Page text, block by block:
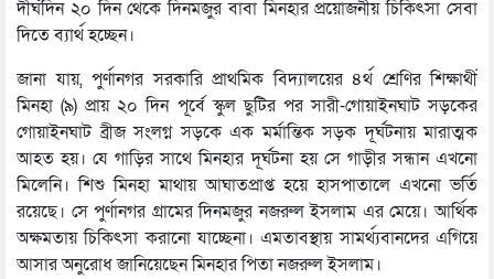
দীর্ঘদিন ২০ দিন থেকে দিনমজুর বাবা মিনহার প্রয়োজনীয় চিকিৎসা সেবা
দিতে ব্যার্থ হচ্ছেন।
জানা যায়, পুর্ণানগর সরকারি প্রাথমিক বিদ্যালয়ের ৪র্থ শ্রেণির শিক্ষার্থী
মিনহা (৯) প্রায় ২০ দিন পূর্বে স্কুল ছুটির পর সারী-গোয়াইনঘাট সড়কের
গোয়াইনঘাট ব্রীজ সংলগ্ন সড়কে এক মর্মান্তিক সড়ক দূর্ঘটনায় মারাত্মক
আহত হয়। যে গাড়ির সাথে মিনহার দূর্ঘটনা হয় সে গাড়ীর সন্ধান এখনো
মিলেনি। শিশু মিনহা মাথায় আঘাতপ্রাপ্ত হয়ে হাসপাতালে এখনো ভর্তি
রয়েছে। সে পুর্ণানগর গ্রামের দিনমজুর নজরুল ইসলাম এর মেয়ে। আর্থিক
অক্ষমতায় চিকিৎসা করানো যাচ্ছেনা। এমতাবস্থায় সামর্থ্যবানদের এগিয়ে
আসার অনুরোধ জানিয়েছেন মিনহার পিতা নজরুল ইসলাম।